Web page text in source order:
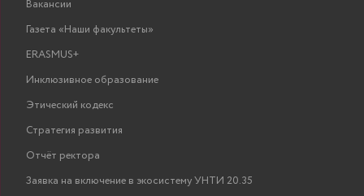
Вакансии
Газета «Наши факультеты»
ERASMUS+
Инклюзивное образование
Этический кодекс
Стратегия развития
Отчёт ректора
Заявка на включение в экосистему УНТИ 20.35